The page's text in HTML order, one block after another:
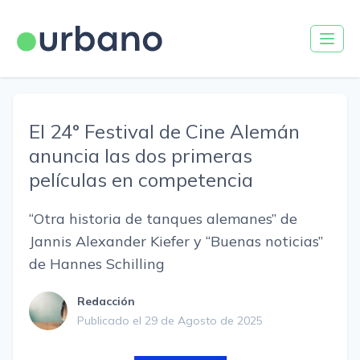
El 24° Festival de Cine Alemán
anuncia las dos primeras
películas en competencia
“Otra historia de tanques alemanes” de
Jannis Alexander Kiefer y “Buenas noticias”
de Hannes Schilling
Redacción
Publicado el 29 de Agosto de 2025